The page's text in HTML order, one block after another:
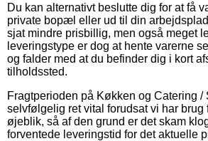
Du kan alternativt beslutte dig for at få
private bopæl eller ud til din
sjat mindre prisbillig, men også meget
leveringstype er dog at hente varerne
og falder med at du befinder dig i kort
tilholdssted.
Fragtperioden på Køkken og Catering /
selvfølgelig ret vital forudsat vi har brug
øjeblik, så af den grund er det skam
forventede leveringstid for det aktuelle